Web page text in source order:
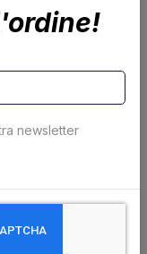
tubolare
newsletter